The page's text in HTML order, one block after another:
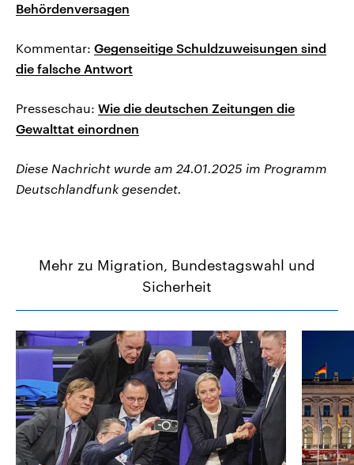
Behördenversagen
Kommentar: Gegenseitige Schuldzuweisungen sind
die falsche Antwort
Presseschau: Wie die deutschen Zeitungen die
Gewalttat einordnen
Diese Nachricht wurde am 24.01.2025 im Programm
Deutschlandfunk gesendet.
Mehr zu Migration, Bundestagswahl und
Sicherheit